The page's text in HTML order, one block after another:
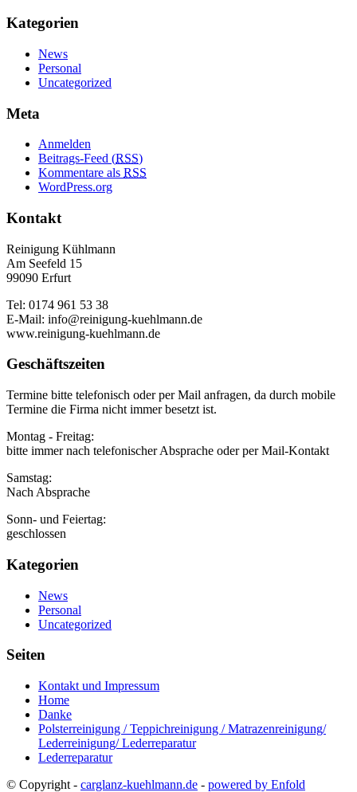
Kategorien
News
Personal
Uncategorized
Meta
Anmelden
Beitrags-Feed (RSS)
Kommentare als RSS
WordPress.org
Kontakt
Reinigung Kühlmann
Am Seefeld 15
99090 Erfurt
Tel: 0174 961 53 38
E-Mail: info@reinigung-kuehlmann.de
www.reinigung-kuehlmann.de
Geschäftszeiten
Termine bitte telefonisch oder per Mail anfragen, da durch mobile
Termine die Firma nicht immer besetzt ist.
Montag - Freitag:
bitte immer nach telefonischer Absprache oder per Mail-Kontakt
Samstag:
Nach Absprache
Sonn- und Feiertag:
geschlossen
Kategorien
News
Personal
Uncategorized
Seiten
Kontakt und Impressum
Home
Danke
Polsterreinigung / Teppichreinigung / Matrazenreinigung/
Lederreinigung/ Lederreparatur
Lederreparatur
© Copyright - carglanz-kuehlmann.de - powered by Enfold